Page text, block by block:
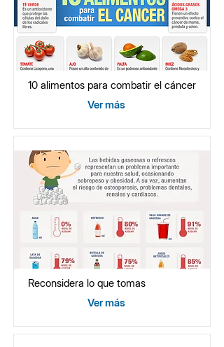
10 alimentos para combatir el cáncer
Ver más
Reconsidera lo que tomas
Ver más